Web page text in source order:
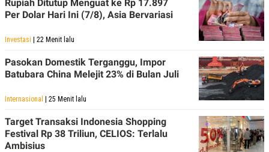
PEDOMAN
PEMBERITAAN
PRIVACY
Rupiah Ditutup Menguat ke Rp 17.897
Per Dolar Hari Ini (7/8), Asia Bervariasi
Investasi | 22 Menit lalu
Pasokan Domestik Terganggu, Impor
Batubara China Melejit 23% di Bulan Juli
Internasional | 25 Menit lalu
Target Transaksi Indonesia Shopping
Festival Rp 38 Triliun, CELIOS: Terlalu
Ambisius